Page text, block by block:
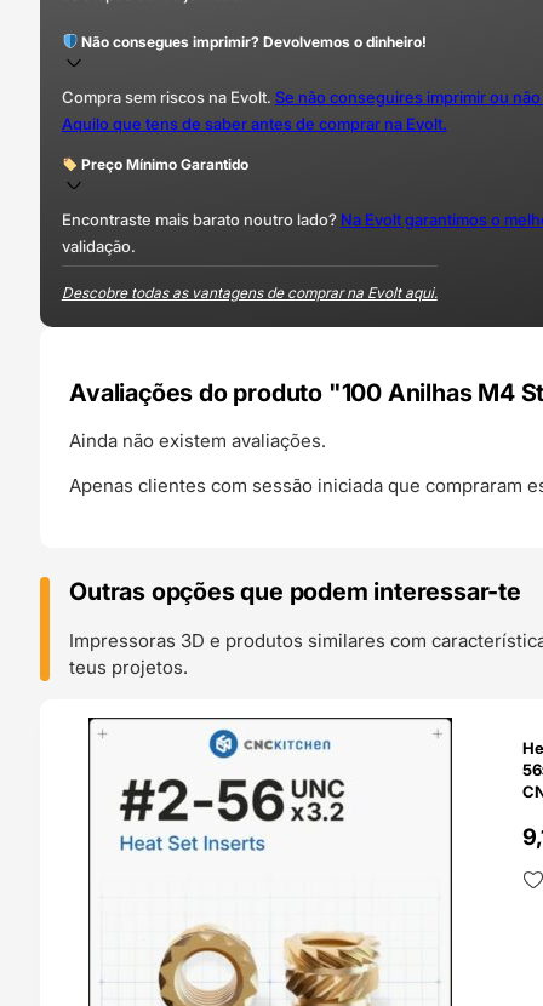
Não consegues imprimir? Devolvemos o dinheiro!
Compra sem riscos na Evolt. Se não conseguires imprimir ou
Aquilo que tens de saber antes de comprar na Evolt.
Preço Mínimo Garantido
Encontraste mais barato noutro lado? Na Evolt garantimos o
validação.
Descobre todas as vantagens de comprar na Evolt aqui.
Avaliações do produto "100 Anilhas M4
Ainda não existem avaliações.
Apenas clientes com sessão iniciada que compraram
Outras opções que podem interessar-te
Impressoras 3D e produtos similares com
teus projetos.